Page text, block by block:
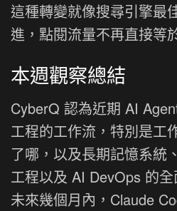
這種轉變就像搜尋引擎最
進，點閱流量不再直接等
本週觀察總結
CyberQ 認為近期 AI
工程的工作流，特別是工
了哪，以及長期記憶系統
工程以及 AI DevOps 的
未來幾個月內，Claude